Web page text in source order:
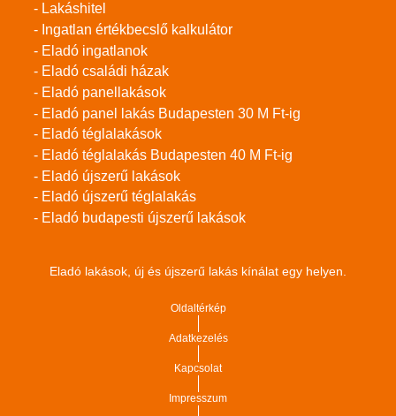
- Lakáshitel
- Ingatlan értékbecslő kalkulátor
- Eladó ingatlanok
- Eladó családi házak
- Eladó panellakások
- Eladó panel lakás Budapesten 30 M Ft-ig
- Eladó téglalakások
- Eladó téglalakás Budapesten 40 M Ft-ig
- Eladó újszerű lakások
- Eladó újszerű téglalakás
- Eladó budapesti újszerű lakások
Eladó lakások, új és újszerű lakás kínálat egy helyen.
Oldaltérkép
Adatkezelés
Kapcsolat
Impresszum